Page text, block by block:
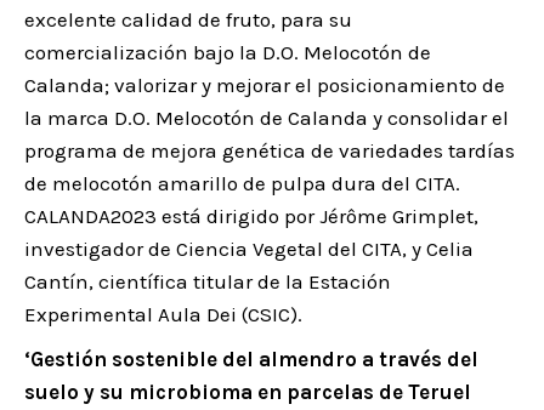
excelente calidad de fruto, para su
comercialización bajo la D.O. Melocotón de
Calanda; valorizar y mejorar el posicionamiento de
la marca D.O. Melocotón de Calanda y consolidar el
programa de mejora genética de variedades tardías
de melocotón amarillo de pulpa dura del CITA.
CALANDA2023 está dirigido por Jérôme Grimplet,
investigador de Ciencia Vegetal del CITA, y Celia
Cantín, científica titular de la Estación
Experimental Aula Dei (CSIC).
‘Gestión sostenible del almendro a través del
suelo y su microbioma en parcelas de Teruel